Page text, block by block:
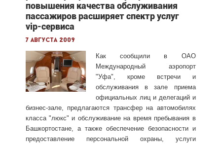
повышения качества обслуживания
пассажиров расширяет спектр услуг
vip-сервиса
7 августа 2009
Как сообщили в ОАО
Международный аэропорт
"Уфа", кроме встречи и
обслуживания в зале приема
официальных лиц и делегаций и
бизнес-зале, предлагаются трансфер на автомобилях
класса "люкс" и обслуживание на время пребывания в
Башкортостане, а также обеспечение безопасности и
предоставление персональной охраны, услуги